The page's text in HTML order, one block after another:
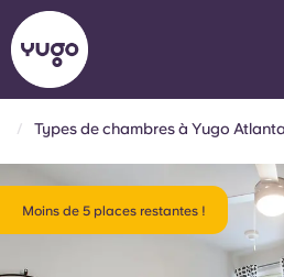
Lieux English (US)
Types de chambres à Yugo
Moins de 5 places restantes !